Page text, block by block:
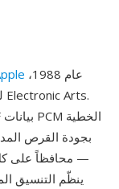
— محافظاً على
ينظّم التنسيق